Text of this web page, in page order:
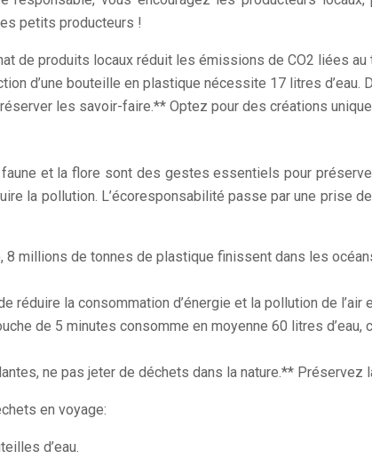
petits producteurs !
de produits locaux réduit les émissions de CO2 liées au
d’une bouteille en plastique nécessite 17 litres d’eau.
les savoir-faire.** Optez pour des créations
et la flore sont des gestes essentiels pour
la pollution. L’écoresponsabilité passe par une prise
millions de tonnes de plastique finissent dans les
la consommation d’énergie et la pollution de l’air
de 5 minutes consomme en moyenne 60 litres d’eau,
ne pas jeter de déchets dans la nature.** Préservez
en voyage:
d’eau.